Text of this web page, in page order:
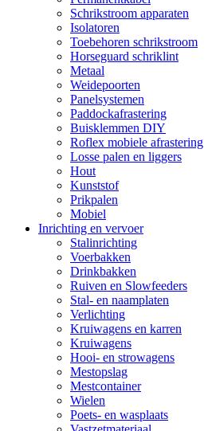
Schrikstroom apparaten
Isolatoren
Toebehoren schrikstroom
Horseguard schriklint
Metaal
Weidepoorten
Panelsystemen
Paddockafrastering
Buisklemmen DIY
Roflex mobiele afrastering
Losse palen en liggers
Hout
Kunststof
Prikpalen
Mobiel
Inrichting en vervoer
Stalinrichting
Voerbakken
Drinkbakken
Ruiven en Slowfeeders
Stal- en naamplaten
Verlichting
Kruiwagens en karren
Kruiwagens
Hooi- en strowagens
Mestopslag
Mestcontainer
Wielen
Poets- en wasplaats